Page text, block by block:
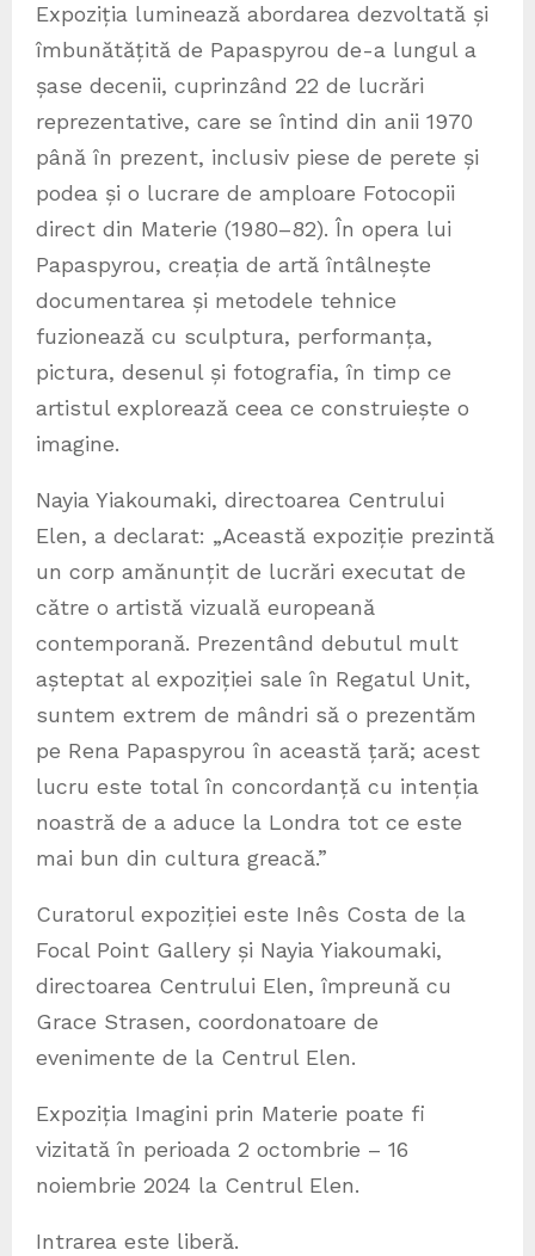
Expoziția luminează abordarea dezvoltată și
îmbunătățită de Papaspyrou de-a lungul a
șase decenii, cuprinzând 22 de lucrări
reprezentative, care se întind din anii 1970
până în prezent, inclusiv piese de perete și
podea și o lucrare de amploare Fotocopii
direct din Materie (1980–82). În opera lui
Papaspyrou, creația de artă întâlnește
documentarea și metodele tehnice
fuzionează cu sculptura, performanța,
pictura, desenul și fotografia, în timp ce
artistul explorează ceea ce construiește o
imagine.
Nayia Yiakoumaki, directoarea Centrului
Elen, a declarat: „Această expoziție prezintă
un corp amănunțit de lucrări executat de
către o artistă vizuală europeană
contemporană. Prezentând debutul mult
așteptat al expoziției sale în Regatul Unit,
suntem extrem de mândri să o prezentăm
pe Rena Papaspyrou în această țară; acest
lucru este total în concordanță cu intenția
noastră de a aduce la Londra tot ce este
mai bun din cultura greacă.”
Curatorul expoziției este Inês Costa de la
Focal Point Gallery și Nayia Yiakoumaki,
directoarea Centrului Elen, împreună cu
Grace Strasen, coordonatoare de
evenimente de la Centrul Elen.
Expoziția Imagini prin Materie poate fi
vizitată în perioada 2 octombrie – 16
noiembrie 2024 la Centrul Elen.
Intrarea este liberă.